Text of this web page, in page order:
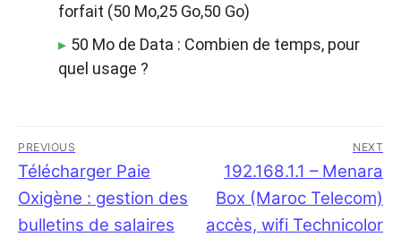
forfait (50 Mo,25 Go,50 Go)
50 Mo de Data : Combien de temps, pour
quel usage ?
Navigation
de
l’article
PREVIOUS
Previous
post:
Télécharger Paie
Oxigène : gestion des
bulletins de salaires
NEXT
Next
post:
192.168.1.1 – Menara
Box (Maroc Telecom)
accès, wifi Technicolor